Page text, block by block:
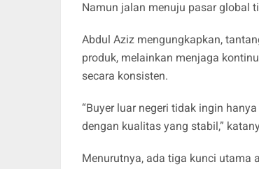
Namun jalan menuju pasar global
Abdul Aziz mengungkapkan,
produk, melainkan menjaga
secara konsisten.
“Buyer luar negeri tidak ingin
dengan kualitas yang stabil,”
Menurutnya, ada tiga kunci utama